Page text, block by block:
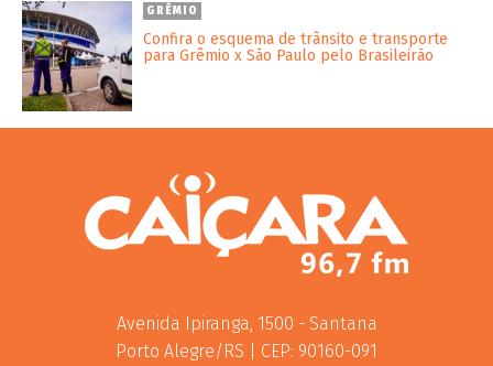
GRÊMIO
Confira o esquema de trânsito e transporte
para Grêmio x São Paulo pelo Brasileirão
Avenida Ipiranga, 1500 - Santana
Porto Alegre/RS | CEP: 90160-091